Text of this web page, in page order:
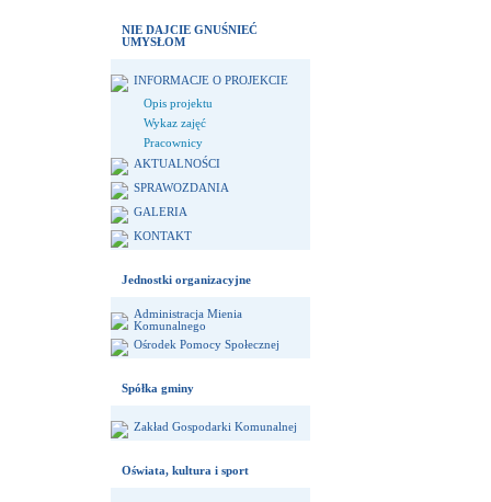
NIE DAJCIE GNUŚNIEĆ
UMYSŁOM
INFORMACJE O PROJEKCIE
Opis projektu
Wykaz zajęć
Pracownicy
AKTUALNOŚCI
SPRAWOZDANIA
GALERIA
KONTAKT
Jednostki organizacyjne
Administracja Mienia
Komunalnego
Ośrodek Pomocy Społecznej
Spółka gminy
Zakład Gospodarki Komunalnej
Oświata, kultura i sport